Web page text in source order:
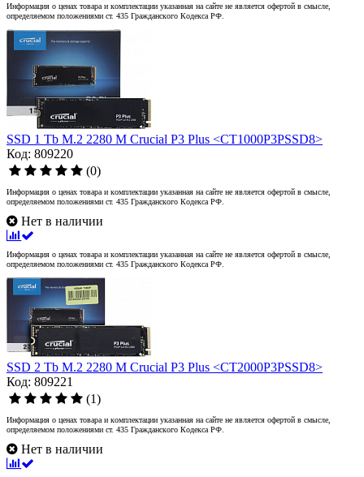
Информация о ценах товара и комплектации указанная на сайте не является офертой в смысле,
определяемом положениями ст. 435 Гражданского Кодекса РФ.
SSD 1 Tb M.2 2280 M Crucial P3 Plus <CT1000P3PSSD8>
Код: 809220
(0)
Информация о ценах товара и комплектации указанная на сайте не является офертой в смысле,
определяемом положениями ст. 435 Гражданского Кодекса РФ.
Нет в наличии
Информация о ценах товара и комплектации указанная на сайте не является офертой в смысле,
определяемом положениями ст. 435 Гражданского Кодекса РФ.
SSD 2 Tb M.2 2280 M Crucial P3 Plus <CT2000P3PSSD8>
Код: 809221
(1)
Информация о ценах товара и комплектации указанная на сайте не является офертой в смысле,
определяемом положениями ст. 435 Гражданского Кодекса РФ.
Нет в наличии